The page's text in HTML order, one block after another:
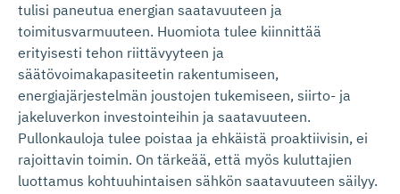
tulisi paneutua energian saatavuuteen ja
toimitusvarmuuteen. Huomiota tulee kiinnittää
erityisesti tehon riittävyyteen ja
säätövoimakapasiteetin rakentumiseen,
energiajärjestelmän joustojen tukemiseen, siirto- ja
jakeluverkon investointeihin ja saatavuuteen.
Pullonkauloja tulee poistaa ja ehkäistä proaktiivisin, ei
rajoittavin toimin. On tärkeää, että myös kuluttajien
luottamus kohtuuhintaisen sähkön saatavuuteen säilyy.